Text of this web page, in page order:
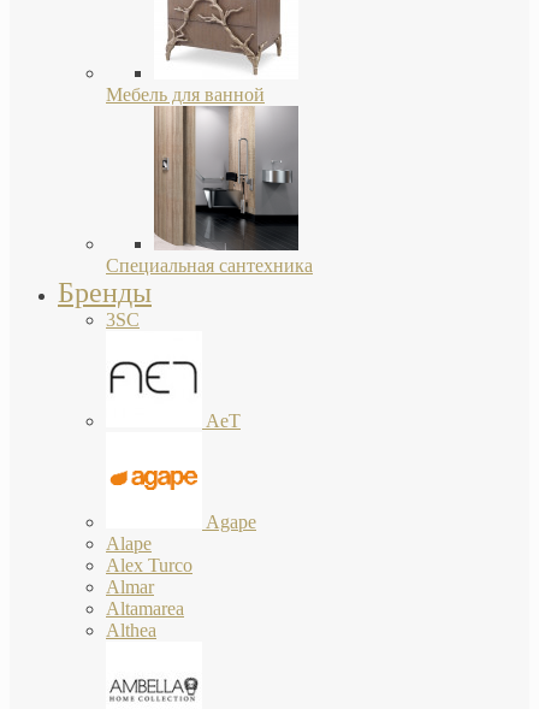
Мебель для ванной
Специальная сантехника
Бренды
3SC
AeT
Agape
Alape
Alex Turco
Almar
Altamarea
Althea